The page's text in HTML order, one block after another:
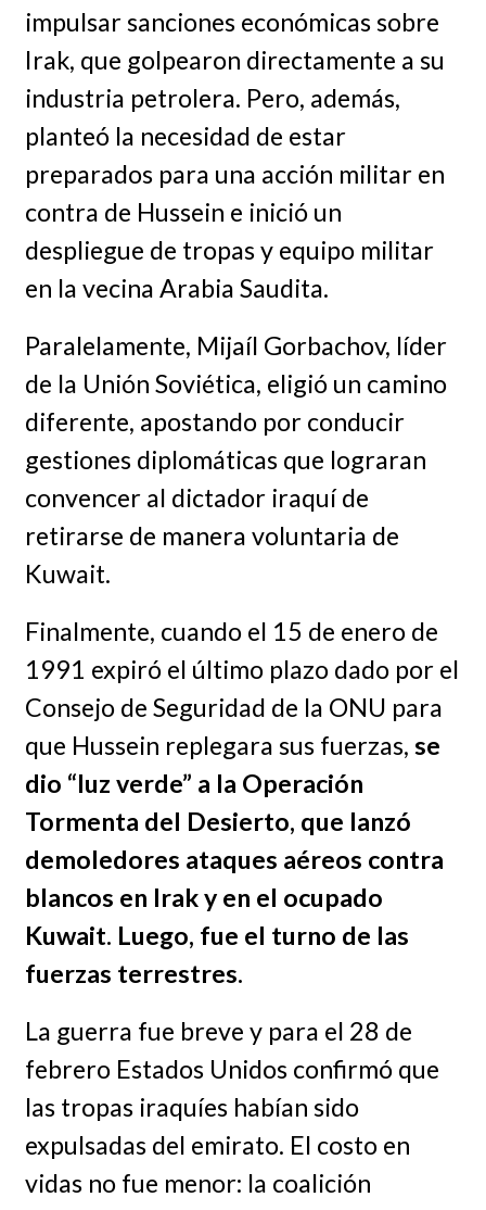
impulsar sanciones económicas sobre
Irak, que golpearon directamente a su
industria petrolera. Pero, además,
planteó la necesidad de estar
preparados para una acción militar en
contra de Hussein e inició un
despliegue de tropas y equipo militar
en la vecina Arabia Saudita.
Paralelamente, Mijaíl Gorbachov, líder
de la Unión Soviética, eligió un camino
diferente, apostando por conducir
gestiones diplomáticas que lograran
convencer al dictador iraquí de
retirarse de manera voluntaria de
Kuwait.
Finalmente, cuando el 15 de enero de
1991 expiró el último plazo dado por el
Consejo de Seguridad de la ONU para
que Hussein replegara sus fuerzas, se
dio “luz verde” a la Operación
Tormenta del Desierto, que lanzó
demoledores ataques aéreos contra
blancos en Irak y en el ocupado
Kuwait. Luego, fue el turno de las
fuerzas terrestres.
La guerra fue breve y para el 28 de
febrero Estados Unidos confirmó que
las tropas iraquíes habían sido
expulsadas del emirato. El costo en
vidas no fue menor: la coalición